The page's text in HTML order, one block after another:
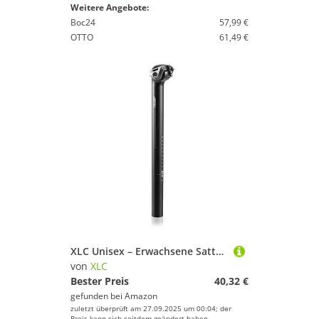
Weitere Angebote:
Boc24
57,99 €
OTTO
61,49 €
XLC Unisex – Erwachsene Sattelstütze Antishock SP-R05, Schwarz, One Size
von XLC
Bester Preis
40,32 €
gefunden bei Amazon
zuletzt überprüft am 27.09.2025 um 00:04; der